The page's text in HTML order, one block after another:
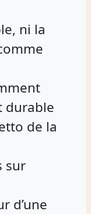
ni la
durable
de la
sur
d’une